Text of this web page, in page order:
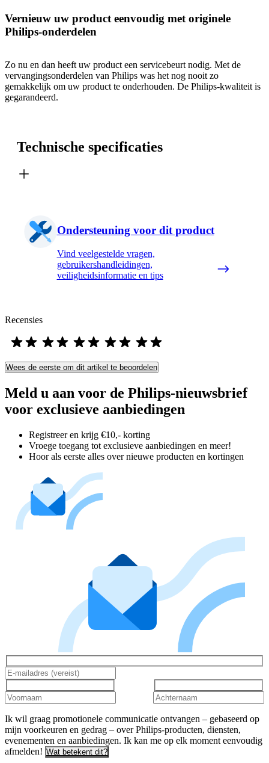
Vernieuw uw product eenvoudig met originele
Philips-onderdelen
Zo nu en dan heeft uw product een servicebeurt nodig. Met de
vervangingsonderdelen van Philips was het nog nooit zo
gemakkelijk om uw product te onderhouden. De Philips-kwaliteit is
gegarandeerd.
Technische specificaties
Ondersteuning voor dit product
Vind veelgestelde vragen,
gebruikershandleidingen,
veiligheidsinformatie en tips
Recensies
Wees de eerste om dit artikel te beoordelen
Meld u aan voor de Philips-nieuwsbrief
voor exclusieve aanbiedingen
Registreer en krijg €10,- korting
Vroege toegang tot exclusieve aanbiedingen en meer!
Hoor als eerste alles over nieuwe producten en kortingen
Ik wil graag promotionele communicatie ontvangen – gebaseerd op
mijn voorkeuren en gedrag – over Philips-producten, diensten,
evenementen en aanbiedingen. Ik kan me op elk moment eenvoudig
afmelden! Wat betekent dit?